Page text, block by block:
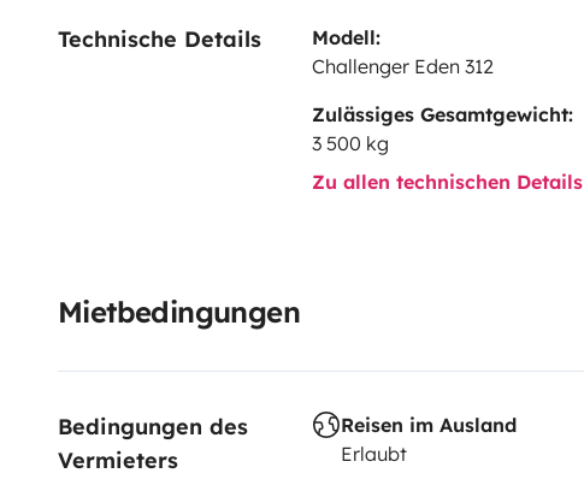
Technische Details
Modell:
Challenger Eden 312
Zulässiges Gesamtgewicht:
3 500 kg
Zu allen technischen Details
Mietbedingungen
Bedingungen des
Vermieters
Reisen im Ausland
Erlaubt